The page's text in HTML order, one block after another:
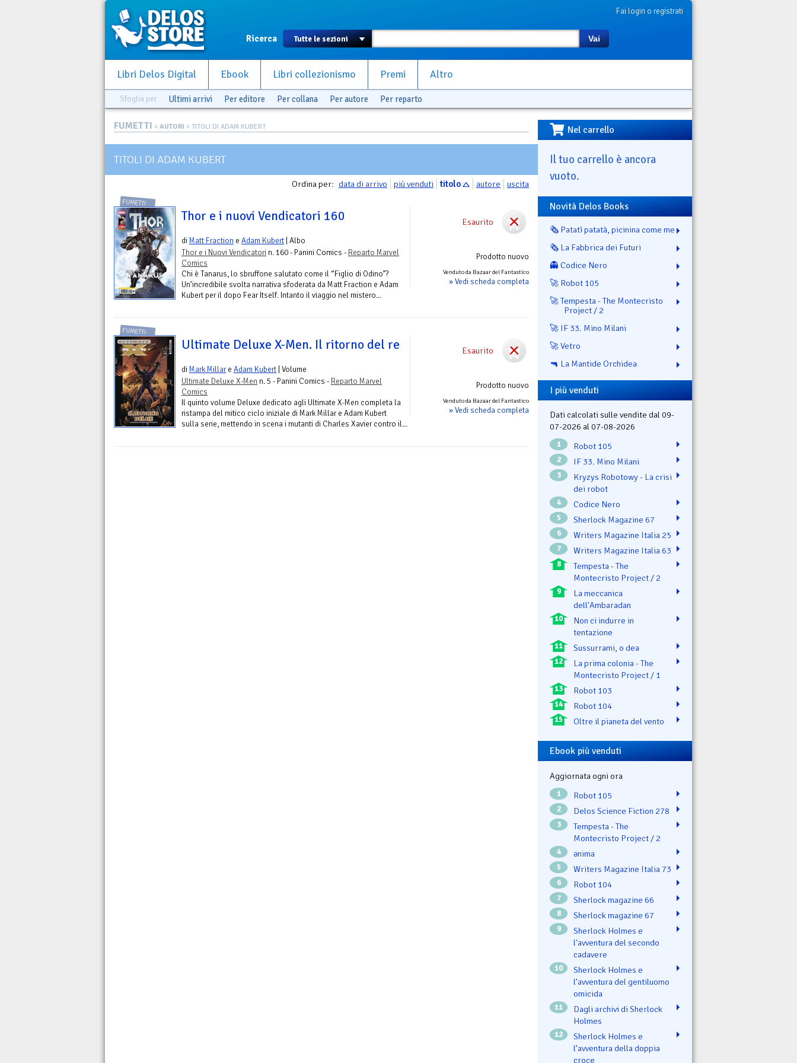
Fai login o registrati
Ricerca Vai
Libri Delos Digital Ebook Libri collezionismo Premi Altro
Sfoglia per Ultimi arrivi Per editore Per collana Per autore Per reparto
FUMETTI > AUTORI > TITOLI DI ADAM KUBERT
TITOLI DI ADAM KUBERT
Ordina per: data di arrivo più venduti titolo autore uscita
Esaurito
Prodotto nuovo
Venduto da Bazaar del Fantastico
» Vedi scheda completa
FUMETTI
Thor e i nuovi Vendicatori 160
di Matt Fraction e Adam Kubert | Albo
Thor e i Nuovi Vendicatori n. 160 - Panini Comics - Reparto Marvel
Comics
Chi è Tanarus, lo sbruffone salutato come il “Figlio di Odino”?
Un’incredibile svolta narrativa sfoderata da Matt Fraction e Adam
Kubert per il dopo Fear Itself. Intanto il viaggio nel mistero...
Esaurito
Prodotto nuovo
Venduto da Bazaar del Fantastico
» Vedi scheda completa
FUMETTI
Ultimate Deluxe X-Men. Il ritorno del re
di Mark Millare Adam Kubert | Volume
Ultimate Deluxe X-Men n. 5 - Panini Comics - Reparto Marvel
Comics
Il quinto volume Deluxe dedicato agli Ultimate X-Men completa la
ristampa del mitico ciclo iniziale di Mark Millar e Adam Kubert
sulla serie, mettendo in scena i mutanti di Charles Xavier contro il...
Nel carrello
Il tuo carrello è ancora
vuoto.
Novità Delos Books
🗞️ Patatì patatà, picinina come me
🗞️ La Fabbrica dei Futuri
👻 Codice Nero
🚀 Robot 105
🚀 Tempesta - The Montecristo
Project / 2
🚀 IF 33. Mino Milani
🚀 Vetro
🔫 La Mantide Orchidea
I più venduti
Dati calcolati sulle vendite dal 09-
07-2026 al 07-08-2026
1 Robot 105
2 IF 33. Mino Milani
3
Kryzys Robotowy - La crisi
dei robot
4 Codice Nero
5 Sherlock Magazine 67
6 Writers Magazine Italia 25
7 Writers Magazine Italia 63
8
Tempesta - The
Montecristo Project / 2
9
La meccanica
dell'Ambaradan
10
Non ci indurre in
tentazione
11 Sussurrami, o dea
12
La prima colonia - The
Montecristo Project / 1
13 Robot 103
14 Robot 104
15 Oltre il pianeta del vento
Ebook più venduti
Aggiornata ogni ora
1 Robot 105
2 Delos Science Fiction 278
3
Tempesta - The
Montecristo Project / 2
4 ənima
5 Writers Magazine Italia 73
6 Robot 104
7 Sherlock magazine 66
8 Sherlock magazine 67
9
Sherlock Holmes e
l'avventura del secondo
cadavere
10
Sherlock Holmes e
l’avventura del gentiluomo
omicida
11
Dagli archivi di Sherlock
Holmes
12
Sherlock Holmes e
l’avventura della doppia
croce